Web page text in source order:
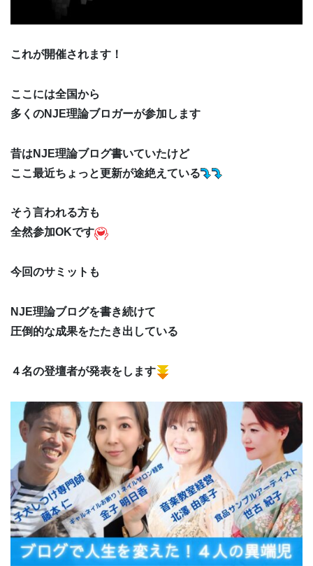
これが開催されます！
ここには全国から
多くのNJE理論ブロガーが参加します
昔はNJE理論ブログ書いていたけど
ここ最近ちょっと更新が途絶えている
そう言われる方も
全然参加OKです
今回のサミットも
NJE理論ブログを書き続けて
圧倒的な成果をたたき出している
４名の登壇者が発表をします